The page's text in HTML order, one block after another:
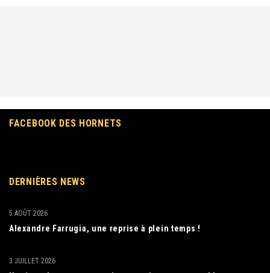
FACEBOOK DES HORNETS
DERNIÈRES NEWS
Alexandre Farrugia, une reprise à plein temps !
5 AOÛT 2026
3 JUILLET 2026